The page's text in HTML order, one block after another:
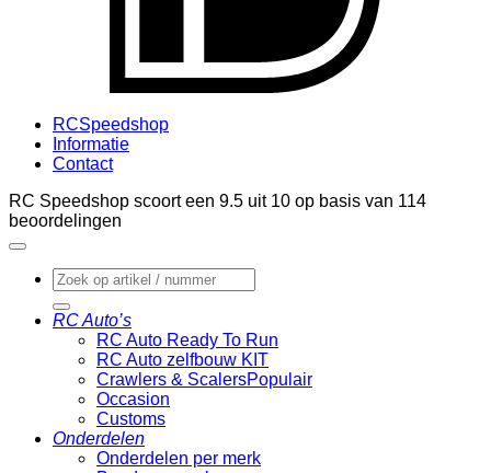
RCSpeedshop
Informatie
Contact
RC Speedshop scoort een 9.5 uit 10 op basis van 114
beoordelingen
Zoeken
naar:
RC Auto’s
RC Auto Ready To Run
RC Auto zelfbouw KIT
Crawlers & Scalers
Occasion
Customs
Onderdelen
Onderdelen per merk